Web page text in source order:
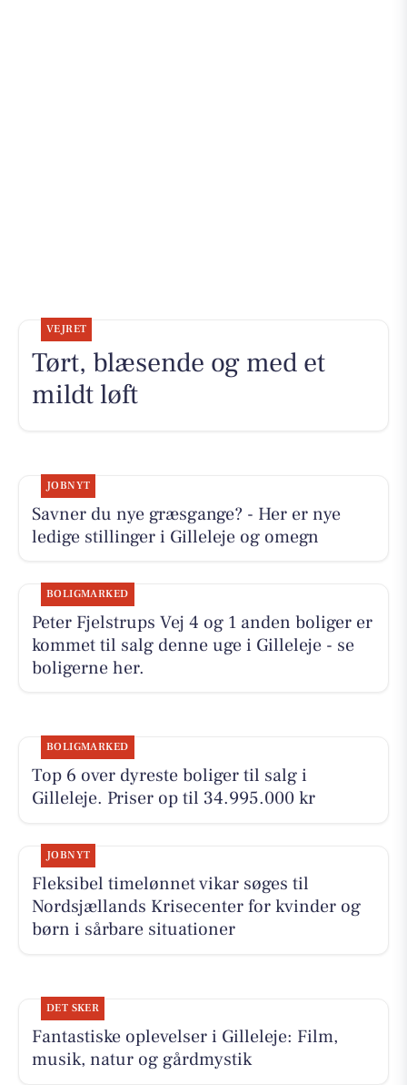
VEJRET
Tørt, blæsende og med et
mildt løft
JOBNYT
Savner du nye græsgange? - Her er nye
ledige stillinger i Gilleleje og omegn
BOLIGMARKED
Peter Fjelstrups Vej 4 og 1 anden boliger er
kommet til salg denne uge i Gilleleje - se
boligerne her.
BOLIGMARKED
Top 6 over dyreste boliger til salg i
Gilleleje. Priser op til 34.995.000 kr
JOBNYT
Fleksibel timelønnet vikar søges til
Nordsjællands Krisecenter for kvinder og
børn i sårbare situationer
DET SKER
Fantastiske oplevelser i Gilleleje: Film,
musik, natur og gårdmystik